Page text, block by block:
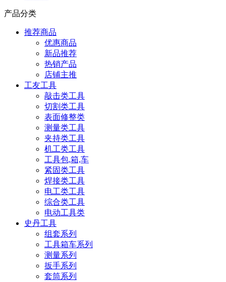
产品分类
推荐商品
优惠商品
新品推荐
热销产品
店铺主推
工友工具
敲击类工具
切割类工具
表面修整类
测量类工具
夹持类工具
机工类工具
工具包,箱,车
紧固类工具
焊接类工具
电工类工具
综合类工具
电动工具类
史丹工具
组套系列
工具箱车系列
测量系列
扳手系列
套筒系列